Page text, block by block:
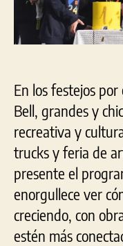
En los festejos
Bell, grandes y
recreativa y
trucks y feria de
presente el
enorgullece ver
creciendo, con
estén más